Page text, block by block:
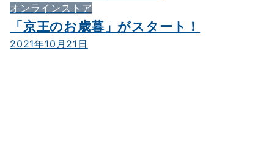
オンラインストア
「京王のお歳暮」がスタート！
2021年10月21日